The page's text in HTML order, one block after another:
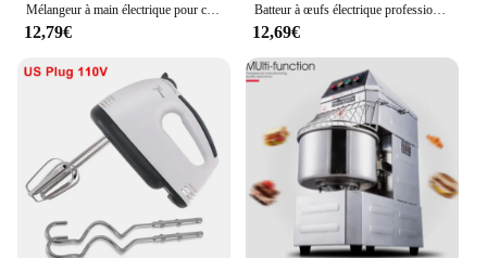
Mélangeur à main électrique pour centre commercial, batteur à œufs automatique, mélangeur de crème portable
12,79€
Batteur à œufs électrique professionnel, mélangeur automatique, mélangeur à crème, pâte, cuisson de gâteau, centre commercial
12,69€